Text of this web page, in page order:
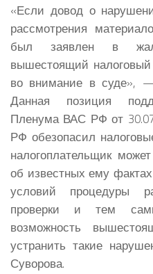
«Если довод о
рассмотрения
был заявлен в
вышестоящий
во внимание в суде»,
Данная позиция
Пленума ВАС РФ от
РФ обезопасил
налогоплательщик
об известных ему
условий процедуры
проверки и тем
возможность
устранить такие
Суворова.